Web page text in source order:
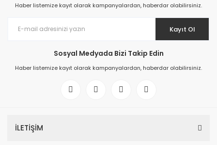
Haber listemize kayıt olarak kampanyalardan, haberdar olabilirsiniz.
Kayıt Ol
Sosyal Medyada Bizi Takip Edin
Haber listemize kayıt olarak kampanyalardan, haberdar olabilirsiniz.
İLETİŞİM